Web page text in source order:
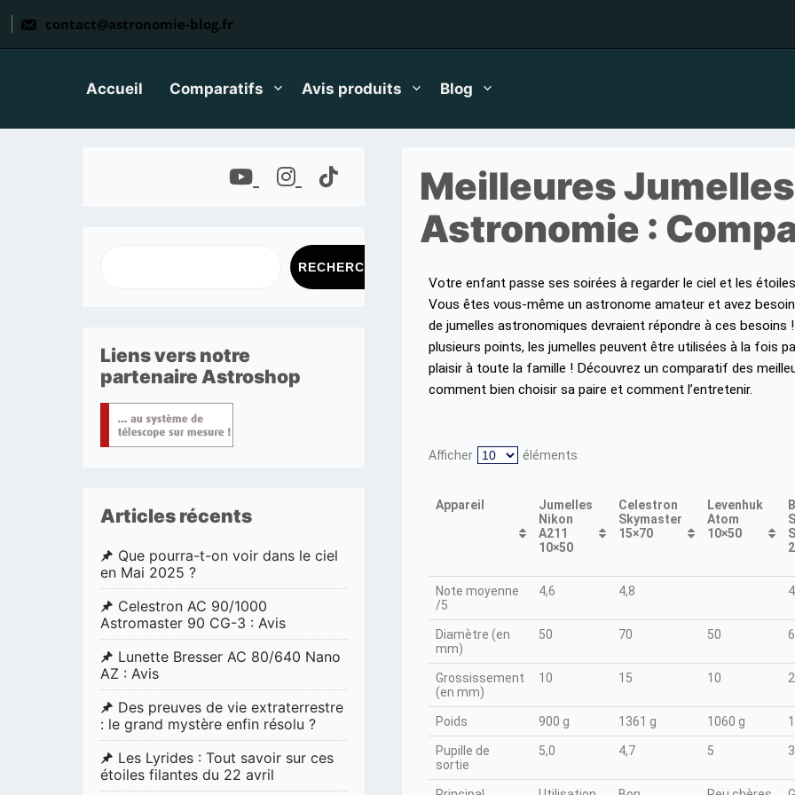
contact@astronomie-blog.fr
Accueil Comparatifs Avis produits Blog
Meilleures
Astronomie :
Votre enfant passe ses soirées à regarder le ciel et les
Vous êtes vous-même un astronome amateur et avez besoin
de jumelles astronomiques devraient répondre à ces
plusieurs points, les jumelles peuvent être utilisées à la fois
plaisir à toute la famille ! Découvrez un comparatif des
comment bien choisir sa paire et comment l’entretenir.
Afficher
éléments
Appareil
Jumelles
Nikon
A211
10×50
Celestron
Skymaster
15×70
Levenhuk
Atom
10×50
Appareil
Jumelles
Nikon
Celestron
Skymaster
Note moyenne
/5
4,6 4,8
Diamètre (en
mm)
50 70 50
Grossissement
(en mm)
10 15 10
Poids 900 g 1361 g 1060 g
Pupille de
sortie
5,0 4,7 5 3
RECHERCHER
Liens vers notre
partenaire Astroshop
Articles récents
Que pourra-t-on voir dans le ciel
en Mai 2025 ?
Celestron AC 90/1000
Astromaster 90 CG-3 : Avis
Lunette Bresser AC 80/640 Nano
AZ : Avis
Des preuves de vie extraterrestre
: le grand mystère enfin résolu ?
Les Lyrides : Tout savoir sur ces
étoiles filantes du 22 avril